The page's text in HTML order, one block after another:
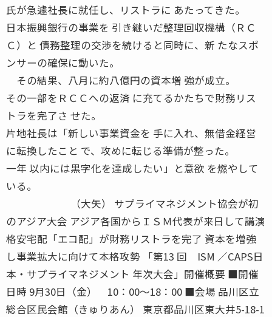
氏が急遽社長に就任し、リストラに あたってきた。
日本振興銀行の事業を 引き継いだ整理回収機構（ＲＣ
Ｃ）と 債務整理の交渉を続けると同時に、新 たなスポ
ンサーの確保に動いた。
その結果、八月に約八億円の資本増 強が成立。
その一部をＲＣＣへの返済 に充てるかたちで財務リス
トラを完了さ せた。
片地社長は「新しい事業資金を 手に入れ、無借金経営
に転換したこと で、攻めに転じる準備が整った。
一年 以内には黒字化を達成したい」と意欲 を燃やして
いる。
（大矢） サプライマネジメント協会が初
のアジア大会 アジア各国からＩＳＭ代表が来日して講演
格安宅配「エコ配」が財務リストラを完了 資本を増強
し事業拡大に向けて本格攻勢 「第13 回 ISM ／CAPS日
本・サプライマネジメント 年次大会」開催概要 ■開催
日時 9月30日（金） 10：00〜18：00 ■会場 品川区立
総合区民会館（きゅりあん） 東京都品川区東大井5-18-1